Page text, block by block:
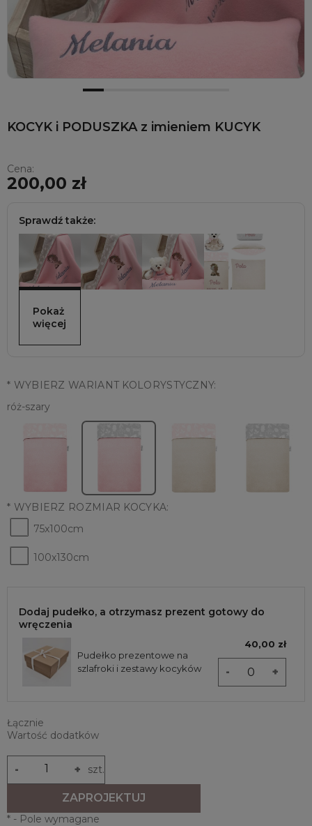
KOCYK i PODUSZKA z imieniem KUCYK
Cena:
200,00 zł
Sprawdź także:
Pokaż
więcej
* WYBIERZ WARIANT KOLORYSTYCZNY:
róż-szary
* WYBIERZ ROZMIAR KOCYKA:
75x100cm
100x130cm
Dodaj pudełko, a otrzymasz prezent gotowy do
wręczenia
Pudełko prezentowe na
szlafroki i zestawy kocyków
40,00 zł
- +
Łącznie
Wartość dodatków
+
- szt.
ZAPROJEKTUJ
* - Pole wymagane